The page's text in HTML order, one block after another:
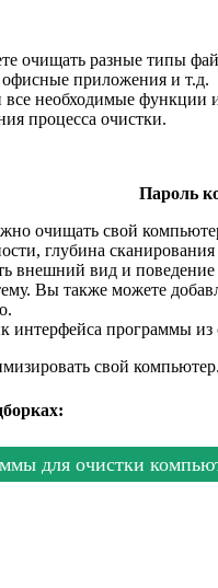
разные типы
приложения и т.д.
необходимые
процесса очистки.
Пароль
очищать свой
глубина
внешний вид и
Вы также можете
программы
свой
для очистки